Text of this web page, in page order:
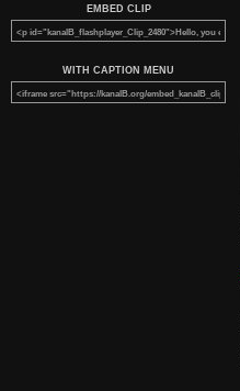
EMBED CLIP
WITH CAPTION MENU